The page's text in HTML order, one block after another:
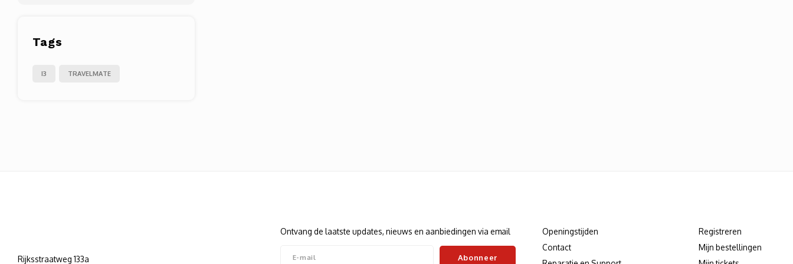
Tags
I3 TRAVELMATE
Rijksstraatweg 133a
Ontvang de laatste updates, nieuws en aanbiedingen via email
Abonneer
Openingstijden
Contact
Registreren
Mijn bestellingen